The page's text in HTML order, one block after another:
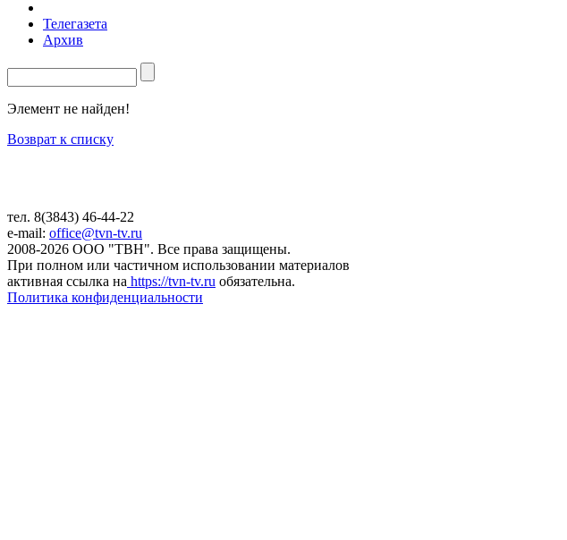
Телегазета
Архив
Элемент не найден!
Возврат к списку
тел. 8(3843) 46-44-22
e-mail: office@tvn-tv.ru
2008-2026 ООО "ТВН". Все права защищены.
При полном или частичном использовании материалов
активная ссылка на https://tvn-tv.ru обязательна.
Политика конфиденциальности